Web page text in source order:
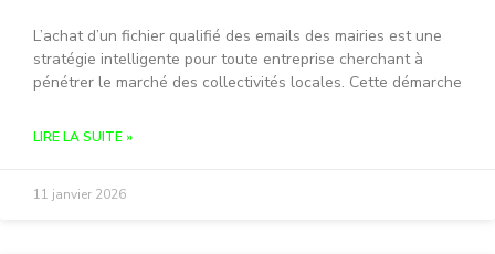
L’achat d’un fichier qualifié des emails des mairies est une
stratégie intelligente pour toute entreprise cherchant à
pénétrer le marché des collectivités locales. Cette démarche
LIRE LA SUITE »
11 janvier 2026